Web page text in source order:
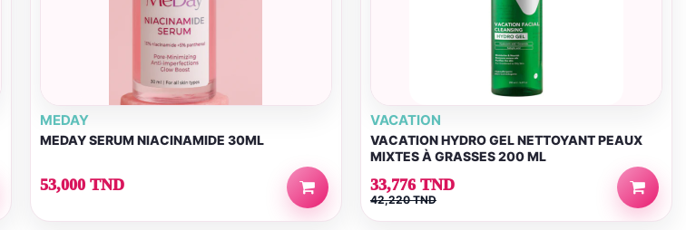
MEDAY
MEDAY SERUM NIACINAMIDE 30ML
53,000 TND
VACATION
VACATION HYDRO GEL NETTOYANT PEAUX
MIXTES À GRASSES 200 ML
33,776 TND
42,220 TND